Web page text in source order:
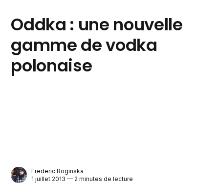
Oddka : une nouvelle
gamme de vodka
polonaise
Frederic Roginska
1 juillet 2013 — 2 minutes de lecture